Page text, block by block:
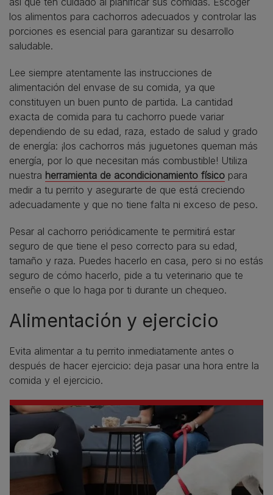
los alimentos para cachorros adecuados y controlar las
porciones es esencial para garantizar su desarrollo
saludable.
Lee siempre atentamente las instrucciones de
alimentación del envase de su comida, ya que
constituyen un buen punto de partida. La cantidad
exacta de comida para tu cachorro puede variar
dependiendo de su edad, raza, estado de salud y grado
de energía: ¡los cachorros más juguetones queman más
energía, por lo que necesitan más combustible! Utiliza
nuestra herramienta de acondicionamiento físico para
medir a tu perrito y asegurarte de que está creciendo
adecuadamente y que no tiene falta ni exceso de peso.
Pesar al cachorro periódicamente te permitirá estar
seguro de que tiene el peso correcto para su edad,
tamaño y raza. Puedes hacerlo en casa, pero si no estás
seguro de cómo hacerlo, pide a tu veterinario que te
enseñe o que lo haga por ti durante un chequeo.
Alimentación y ejercicio
Evita alimentar a tu perrito inmediatamente antes o
después de hacer ejercicio: deja pasar una hora entre la
comida y el ejercicio.